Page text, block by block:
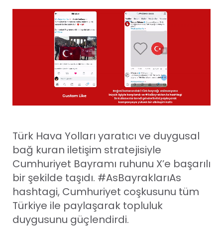
Türk Hava Yolları yaratıcı ve duygusal
bağ kuran iletişim stratejisiyle
Cumhuriyet Bayramı ruhunu X’e başarılı
bir şekilde taşıdı. #AsBayraklarıAs
hashtagi, Cumhuriyet coşkusunu tüm
Türkiye ile paylaşarak topluluk
duygusunu güçlendirdi.